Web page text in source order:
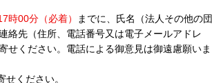
時00分（必着）
までに、氏名（法人その他の団
絡先（住所、電話番号又は電子メールアドレ
せください。電話による御意見は御遠慮願いま
ください。